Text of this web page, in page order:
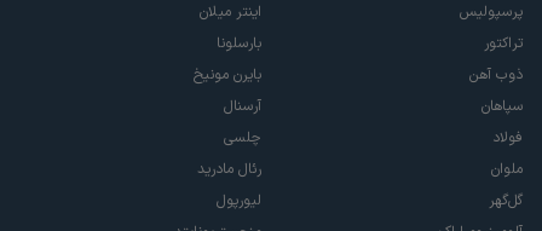
پرسپولیس
تراکتور
ذوب آهن
سپاهان
فولاد
ملوان
گل‌گهر
اینتر میلان
بارسلونا
بایرن مونیخ
آرسنال
چلسی
رئال مادرید
لیورپول